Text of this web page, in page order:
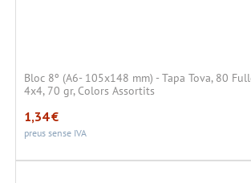
Bloc 8º (A6- 105x148 mm) - Tapa Tova, 80
4x4, 70 gr, Colors Assortits
1,34€
preus sense IVA